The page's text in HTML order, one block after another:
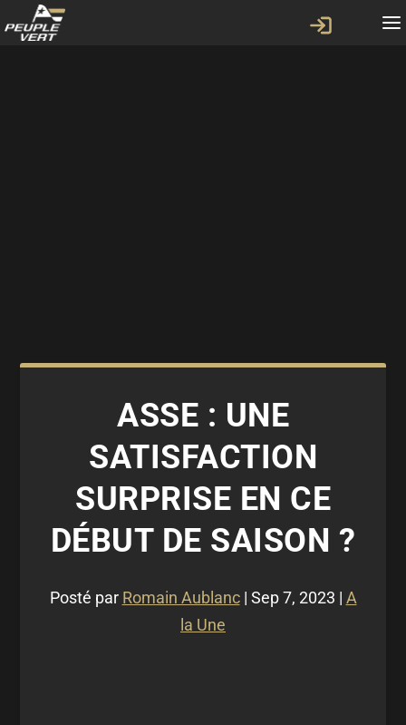
ASSE : UNE
SATISFACTION
SURPRISE EN CE
DÉBUT DE SAISON ?
Posté par Romain Aublanc| Sep 7, 2023 | A
la Une